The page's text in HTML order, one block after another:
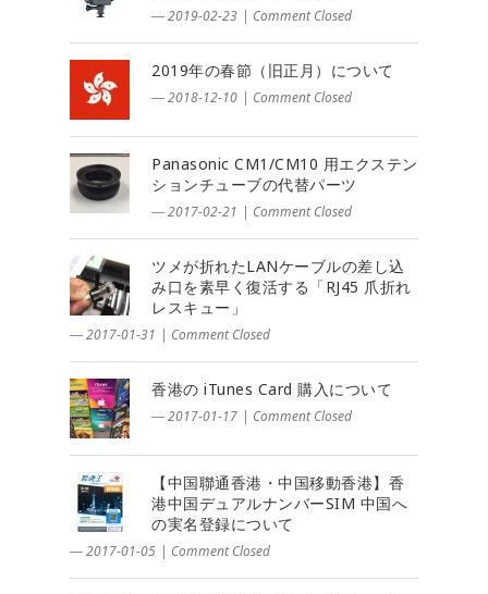
― 2019-02-23 | Comment Closed
2019年の春節（旧正月）について
― 2018-12-10 | Comment Closed
Panasonic CM1/CM10 用エクステン
ションチューブの代替パーツ
― 2017-02-21 | Comment Closed
ツメが折れたLANケーブルの差し込
み口を素早く復活する「RJ45 爪折れ
レスキュー」
― 2017-01-31 | Comment Closed
香港の iTunes Card 購入について
― 2017-01-17 | Comment Closed
【中国聯通香港・中国移動香港】香
港中国デュアルナンバーSIM 中国へ
の実名登録について
― 2017-01-05 | Comment Closed